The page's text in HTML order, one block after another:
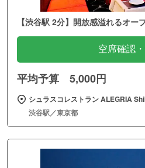
【渋谷駅 2分】開放感溢れるオー
空席確認
平均予算 5,000円
シュラスコレストラン ALEGRIA
渋谷駅／東京都